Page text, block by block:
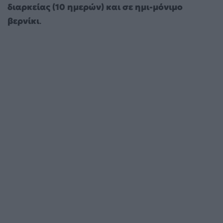
διαρκείας (10 ημερών) και σε ημι-μόνιμο
βερνίκι.